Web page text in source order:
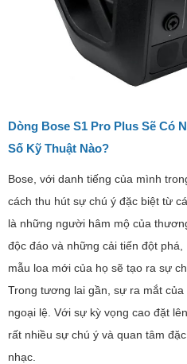
Dòng Bose S1 Pro Plus Sẽ Có
Số Kỹ Thuật Nào?
Bose, với danh tiếng của mình
cách thu hút sự chú ý đặc biệt từ
là những người hâm mộ của
độc đáo và những cải tiến đột
mẫu loa mới của họ sẽ tạo ra sự
Trong tương lai gần, sự ra mắt
ngoại lệ. Với sự kỳ vọng cao đặt
rất nhiều sự chú ý và quan tâm
nhạc.